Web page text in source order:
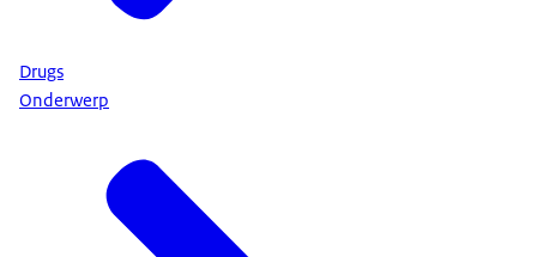
Drugs
Onderwerp